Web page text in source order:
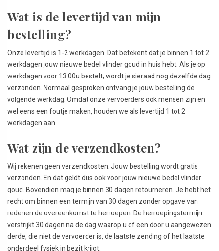
Wat is de levertijd van mijn
bestelling?
Onze levertijd is 1-2 werkdagen. Dat betekent dat je binnen 1 tot 2
werkdagen jouw nieuwe bedel vlinder goud in huis hebt. Als je op
werkdagen voor 13.00u bestelt, wordt je sieraad nog dezelfde dag
verzonden. Normaal gesproken ontvang je jouw bestelling de
volgende werkdag. Omdat onze vervoerders ook mensen zijn en
wel eens een foutje maken, houden we als levertijd 1 tot 2
werkdagen aan.
Wat zijn de verzendkosten?
Wij rekenen geen verzendkosten. Jouw bestelling wordt gratis
verzonden. En dat geldt dus ook voor jouw nieuwe bedel vlinder
goud. Bovendien mag je binnen 30 dagen retourneren. Je hebt het
recht om binnen een termijn van 30 dagen zonder opgave van
redenen de overeenkomst te herroepen. De herroepingstermijn
verstrijkt 30 dagen na de dag waarop u of een door u aangewezen
derde, die niet de vervoerder is, de laatste zending of het laatste
onderdeel fysiek in bezit krijgt.